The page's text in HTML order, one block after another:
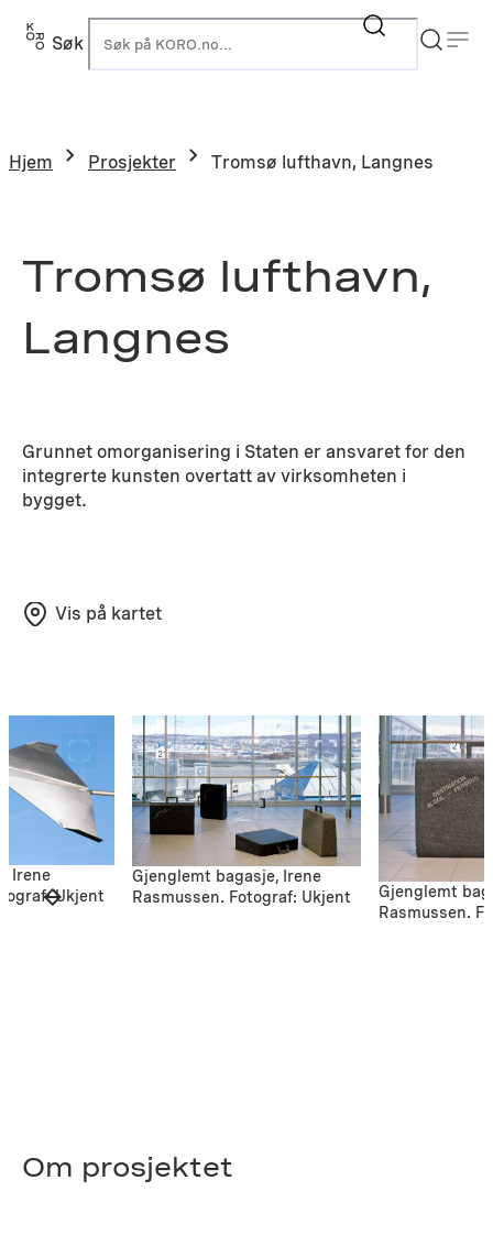
Hopp
Søk
Hjem Prosjekter Tromsø lufthavn, Langnes
Tromsø lufthavn,
Langnes
Grunnet omorganisering i Staten er ansvaret for den
integrerte kunsten overtatt av virksomheten i
bygget.
Vis på kartet
Irene
Ukjent
Gjenglemt bagasje, Irene
Rasmussen. Fotograf: Ukjent
Gjenglemt
Rasmussen.
Om prosjektet